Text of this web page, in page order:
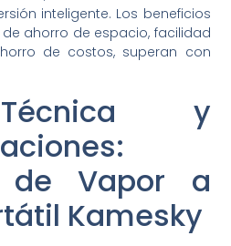
inteligente. Los beneficios
ahorro de espacio, facilidad
de costos, superan con
y
de Vapor a
Kamesky